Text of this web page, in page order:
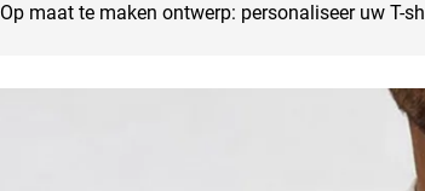
Op maat te maken ontwerp: personaliseer uw T-